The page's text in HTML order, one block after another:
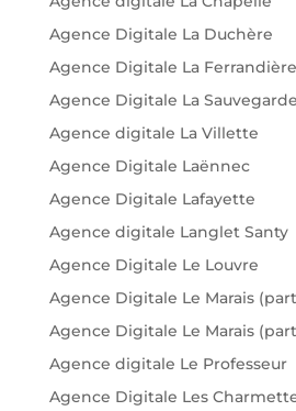
Agence Digitale La Duchère
Agence Digitale La Ferrandière
Agence Digitale La Sauvegarde
Agence digitale La Villette
Agence Digitale Laënnec
Agence Digitale Lafayette
Agence digitale Langlet Santy
Agence Digitale Le Louvre
Agence Digitale Le Marais
Agence Digitale Le Marais
Agence digitale Le Professeur
Agence Digitale Les